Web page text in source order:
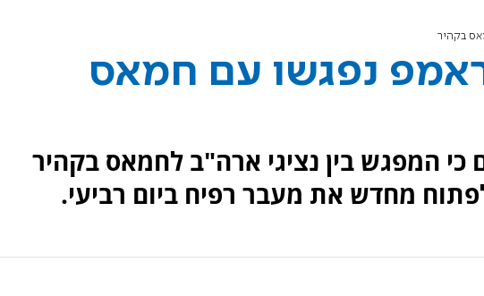
בקהיר
נפגשו עם חמאס
כי המפגש בין נציגי ארה"ב לחמאס בקהיר
מחדש את מעבר רפיח ביום רביעי.